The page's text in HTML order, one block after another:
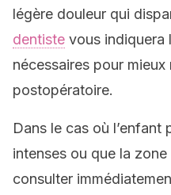
légère douleur qui
dentiste vous indiquera
nécessaires pour
postopératoire.
Dans le cas où l’enfant
intenses ou que la
consulter